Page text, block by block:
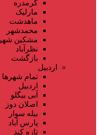
گرمدره
مارلیک
ماهدشت
محمدشهر
مشکین شهر
نظرآباد
بازگشت
اردبیل
تمام شهر‌ها
اردبیل
آبی بیگلو
اصلان دوز
بیله سوار
پارس آباد
تازه کند